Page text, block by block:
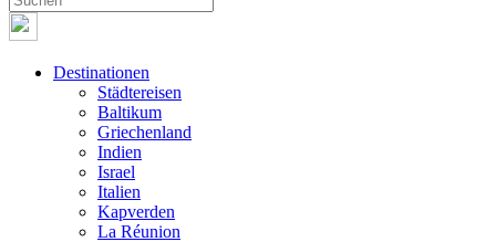
Destinationen
Städtereisen
Baltikum
Griechenland
Indien
Israel
Italien
Kapverden
La Réunion